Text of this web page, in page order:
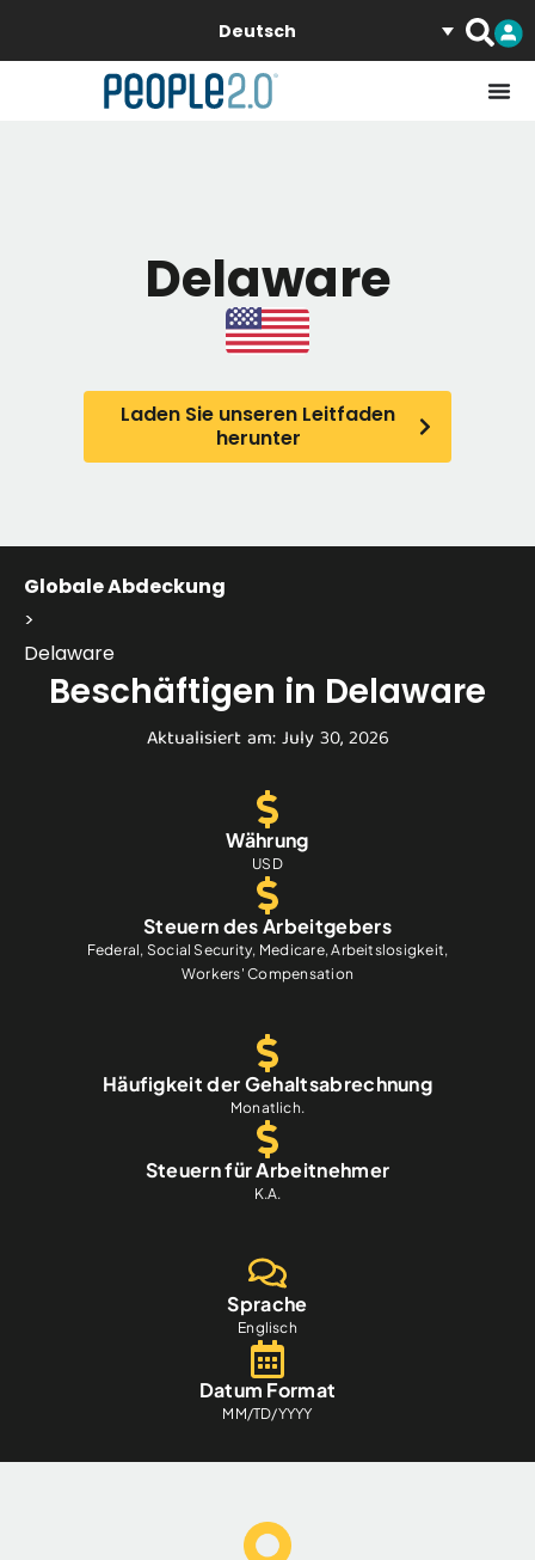
Deutsch
Delaware
Laden Sie unseren Leitfaden
herunter
Globale Abdeckung
>
Delaware
Beschäftigen in Delaware
Aktualisiert am: July 30, 2026
Währung
USD
Steuern des Arbeitgebers
Federal, Social Security, Medicare, Arbeitslosigkeit,
Workers' Compensation
Häufigkeit der Gehaltsabrechnung
Monatlich.
Steuern für Arbeitnehmer
K.A.
Sprache
Englisch
Datum Format
MM/TD/YYYY